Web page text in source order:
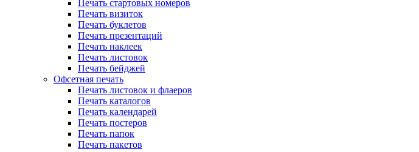
Печать стартовых номеров
Печать визиток
Печать буклетов
Печать презентаций
Печать наклеек
Печать листовок
Печать бейджей
Офсетная печать
Печать листовок и флаеров
Печать каталогов
Печать календарей
Печать постеров
Печать папок
Печать пакетов